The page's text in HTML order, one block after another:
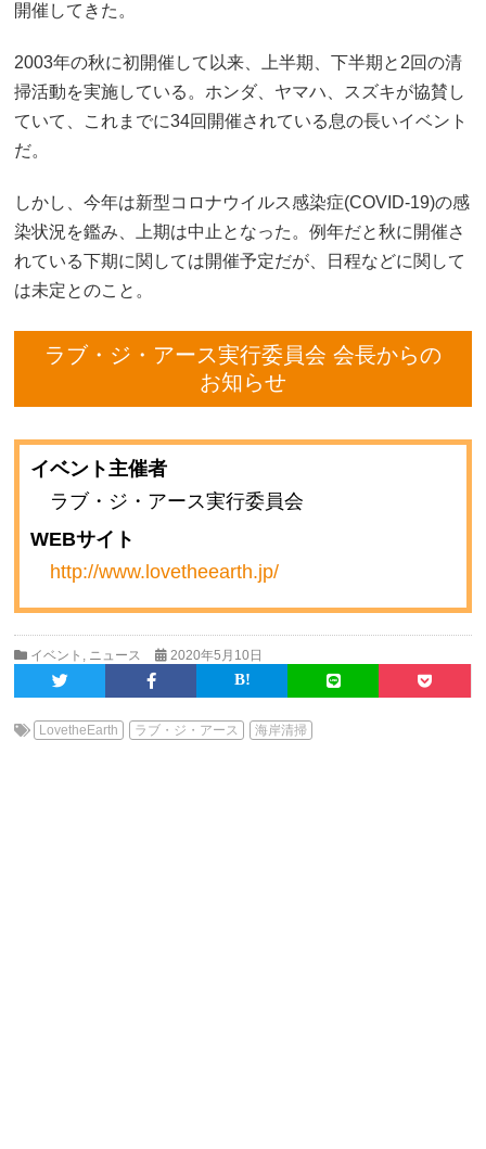
開催してきた。
2003年の秋に初開催して以来、上半期、下半期と2回の清
掃活動を実施している。ホンダ、ヤマハ、スズキが協賛し
ていて、これまでに34回開催されている息の長いイベント
だ。
しかし、今年は新型コロナウイルス感染症(COVID-19)の感
染状況を鑑み、上期は中止となった。例年だと秋に開催さ
れている下期に関しては開催予定だが、日程などに関して
は未定とのこと。
ラブ・ジ・アース実行委員会 会長からの
お知らせ
イベント主催者
ラブ・ジ・アース実行委員会
WEBサイト
http://www.lovetheearth.jp/
イベント , ニュース 2020年5月10日
LovetheEarth ラブ・ジ・アース 海岸清掃